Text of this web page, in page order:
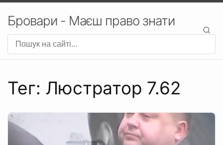
Бровари - Маєш право знати
Тег: Люстратор 7.62